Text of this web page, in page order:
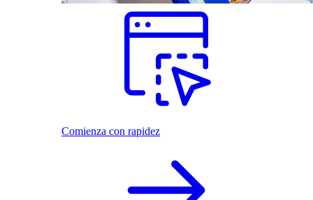
Comienza con rapidez